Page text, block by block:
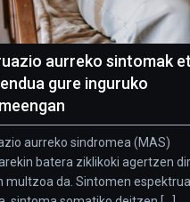
aurreko sintomak
gure inguruko
aurreko sindromea (MAS)
batera ziklikoki agertzen
multzoa da. Sintomen